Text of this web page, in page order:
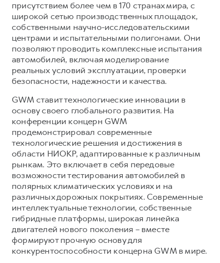
присутствием более чем в 170 странах мира, с
широкой сетью производственных площадок,
собственными научно-исследовательскими
центрами и испытательными полигонами. Они
позволяют проводить комплексные испытания
автомобилей, включая моделирование
реальных условий эксплуатации, проверки
безопасности, надежности и качества.
GWM ставит технологические инновации в
основу своего глобального развития. На
конференции концерн GWM
продемонстрировал современные
технологические решения и достижения в
области НИОКР, адаптированные к различным
рынкам. Это включает в себя передовые
возможности тестирования автомобилей в
полярных климатических условиях и на
различных дорожных покрытиях. Современные
интеллектуальные технологии, собственные
гибридные платформы, широкая линейка
двигателей нового поколения – вместе
формируют прочную основу для
конкурентоспособности концерна GWM в мире.